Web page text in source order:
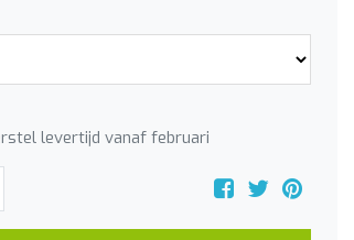
levertijd vanaf februari